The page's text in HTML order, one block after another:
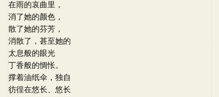
在雨的哀曲里，
消了她的颜色，
散了她的芬芳，
消散了，甚至她的
太息般的眼光
丁香般的惆怅。
撑着油纸伞，独自
彷徨在悠长、悠长